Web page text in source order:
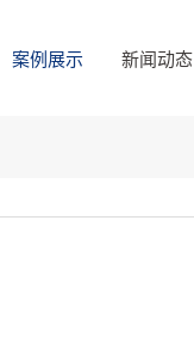
案例展示 新闻动态